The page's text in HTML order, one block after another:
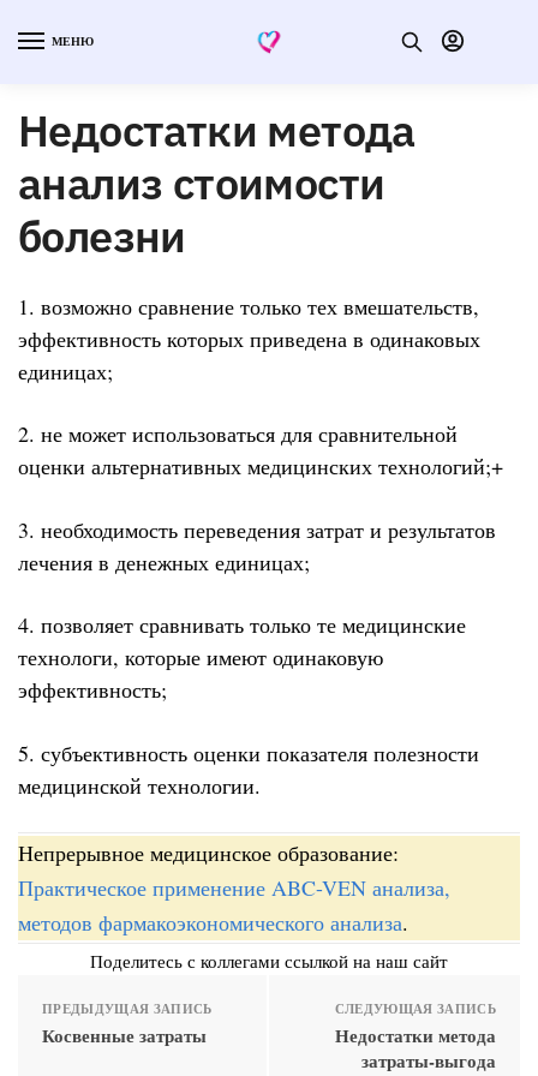
МЕНЮ
Недостатки метода
анализ стоимости
болезни
1. возможно сравнение только тех вмешательств,
эффективность которых приведена в одинаковых
единицах;
2. не может использоваться для сравнительной
оценки альтернативных медицинских технологий;+
3. необходимость переведения затрат и результатов
лечения в денежных единицах;
4. позволяет сравнивать только те медицинские
технологи, которые имеют одинаковую
эффективность;
5. субъективность оценки показателя полезности
медицинской технологии.
Непрерывное медицинское образование:
Практическое применение ABC-VEN анализа,
методов фармакоэкономического анализа.
Поделитесь с коллегами ссылкой на наш сайт
ПРЕДЫДУЩАЯ ЗАПИСЬ
Косвенные затраты
СЛЕДУЮЩАЯ ЗАПИСЬ
Недостатки метода
затраты-выгода